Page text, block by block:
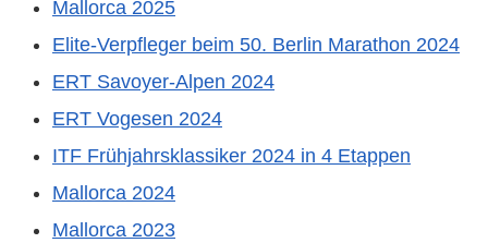
Mallorca 2025
Elite-Verpfleger beim 50. Berlin Marathon 2024
ERT Savoyer-Alpen 2024
ERT Vogesen 2024
ITF Frühjahrsklassiker 2024 in 4 Etappen
Mallorca 2024
Mallorca 2023